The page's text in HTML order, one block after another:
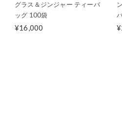
グラス＆ジンジャー ティーバ
ッグ 100袋
¥16,000